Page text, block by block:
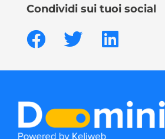
Condividi sui tuoi social